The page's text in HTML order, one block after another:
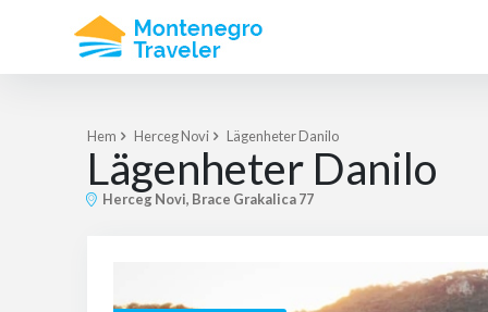
Hem Herceg Novi Lägenheter Danilo
Lägenheter Danilo
Herceg Novi, Brace Grakalica 77